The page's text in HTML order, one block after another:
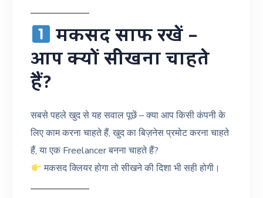
मकसद साफ रखें –
आप क्यों सीखना चाहते
हैं?
सबसे पहले खुद से यह सवाल पूछें – क्या आप किसी कंपनी के
लिए काम करना चाहते हैं, खुद का बिज़नेस प्रमोट करना चाहते
हैं, या एक Freelancer बनना चाहते हैं?
मकसद क्लियर होगा तो सीखने की दिशा भी सही होगी।